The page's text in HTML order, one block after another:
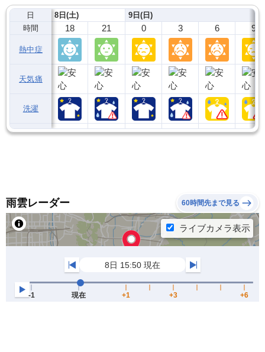
日
時間
熱中症
天気痛
洗濯
8日(土)
18 21
9日(日)
0 3 6 9
雨雲レーダー 60時間先まで見る